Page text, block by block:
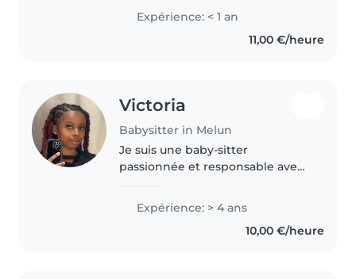
considero una persona
comprometida y paciente con lo
Expérience: < 1 an
11,00 €/heure
Victoria
Babysitter in Melun
Je suis une baby-sitter
passionnée et responsable avec
d'enfants, principalement avec
des enfants d'âge préscolaire. Je
parle français et j'adore partager..
Expérience: > 4 ans
10,00 €/heure